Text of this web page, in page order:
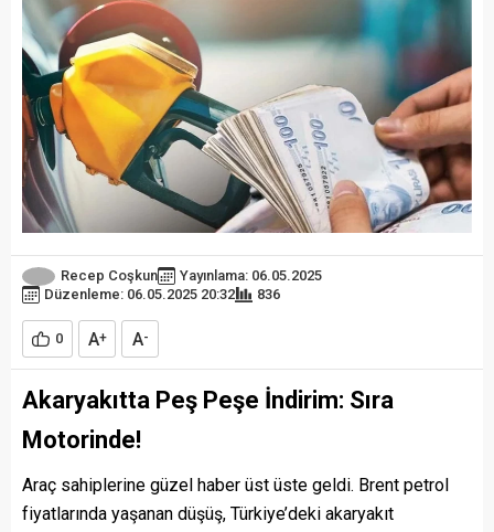
Recep Coşkun
Yayınlama: 06.05.2025
Düzenleme: 06.05.2025 20:32
836
0 A+ A-
Akaryakıtta Peş Peşe İndirim: Sıra
Motorinde!
Araç sahiplerine güzel haber üst üste geldi. Brent petrol
fiyatlarında yaşanan düşüş, Türkiye’deki akaryakıt